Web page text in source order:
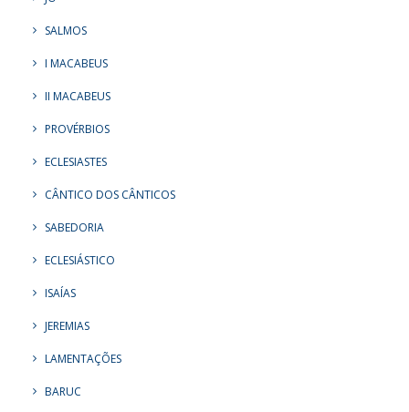
SALMOS
I MACABEUS
II MACABEUS
PROVÉRBIOS
ECLESIASTES
CÂNTICO DOS CÂNTICOS
SABEDORIA
ECLESIÁSTICO
ISAÍAS
JEREMIAS
LAMENTAÇÕES
BARUC